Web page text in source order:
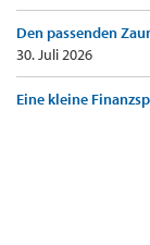
Den passenden
30. Juli 2026
Eine kleine